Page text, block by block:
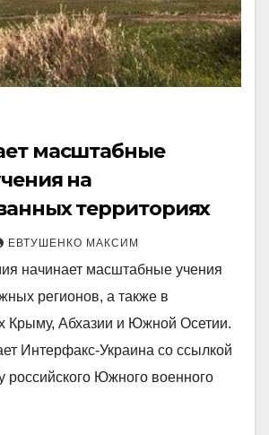
масштабные
на
территориях
ЕВТУШЕНКО МАКСИМ
начинает масштабные учения
регионов, а также в
Крыму, Абхазии и Южной Осетии.
Интерфакс-Украина со ссылкой
российского Южного военного